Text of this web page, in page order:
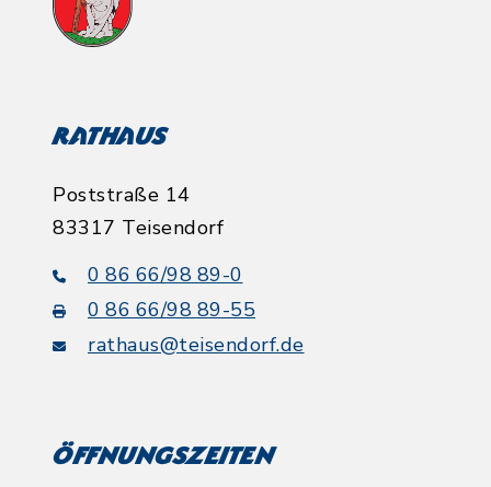
Rathaus
Poststraße 14
83317 Teisendorf
0 86 66/98 89-0
0 86 66/98 89-55
rathaus@teisendorf.de
Öffnungszeiten